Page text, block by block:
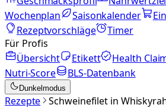
Wochenplan
Saisonkalender
Rezeptvorschläge
Timer
Für Profis
Übersicht
Etikett Health
Nutri-Score
BLS-Datenbank
Dunkelmodus
Rezepte Schweinefilet in